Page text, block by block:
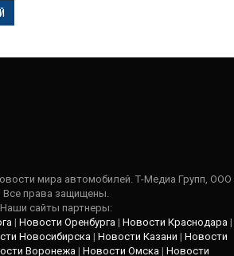
мира автомобилей. Т-Медиа Групп, ООО
Все права защищены.
Наши сайты партнеры:
| Новости Оренбурга | Новости Краснодара |
Новосибирска | Новости Казани | Новости
Воронежа | Новости Омска | Новости